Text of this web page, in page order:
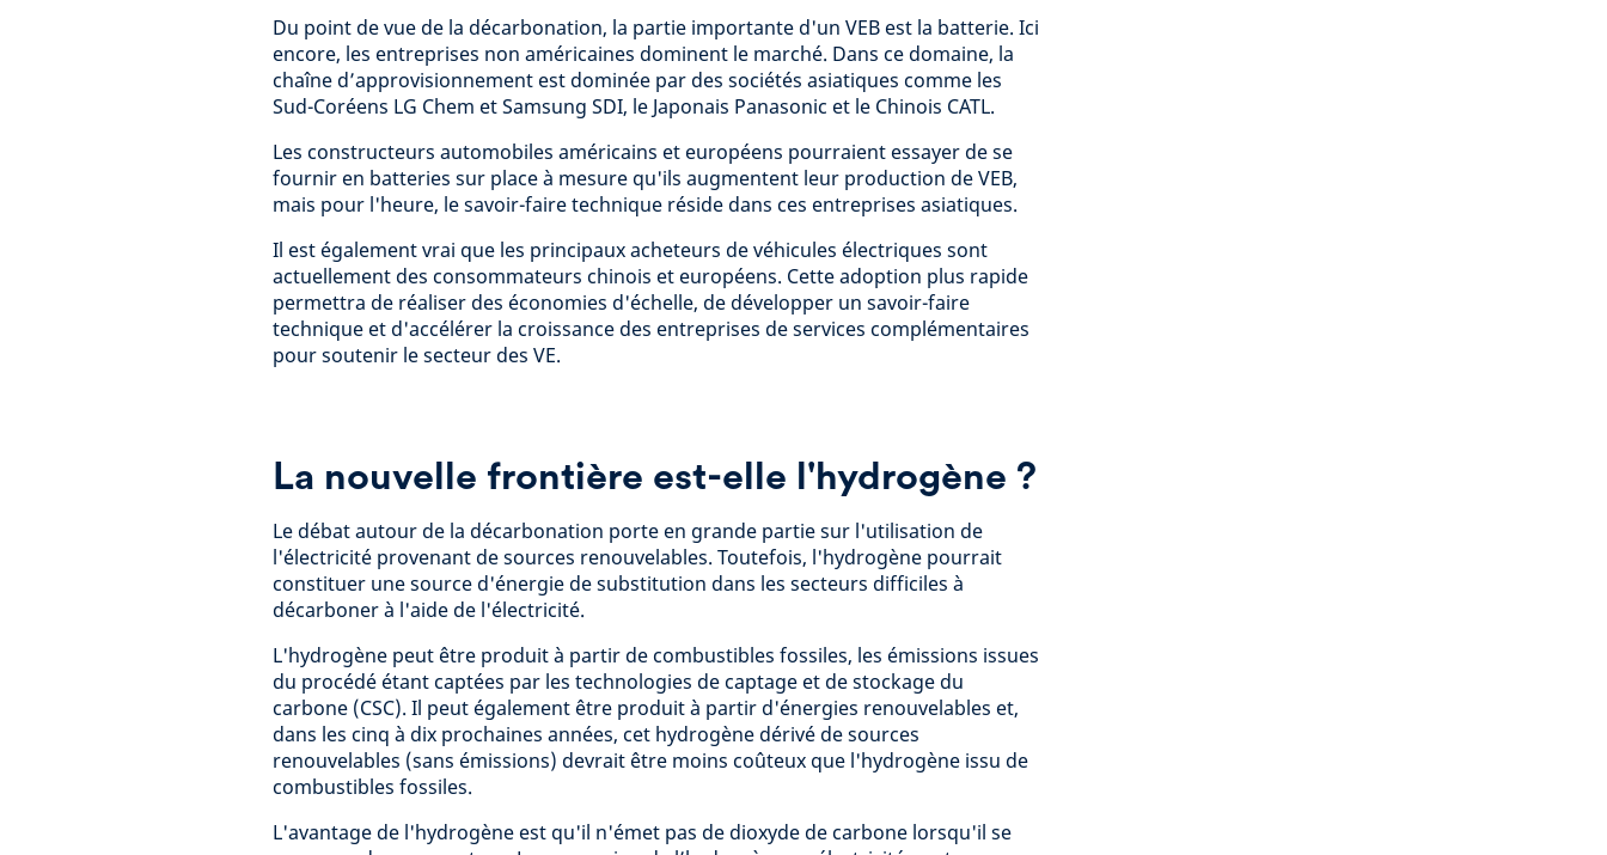
Du point de vue de la décarbonation, la partie importante d'un VEB est la batterie. Ici
encore, les entreprises non américaines dominent le marché. Dans ce domaine, la
chaîne d’approvisionnement est dominée par des sociétés asiatiques comme les
Sud-Coréens LG Chem et Samsung SDI, le Japonais Panasonic et le Chinois CATL.
Les constructeurs automobiles américains et européens pourraient essayer de se
fournir en batteries sur place à mesure qu'ils augmentent leur production de VEB,
mais pour l'heure, le savoir-faire technique réside dans ces entreprises asiatiques.
Il est également vrai que les principaux acheteurs de véhicules électriques sont
actuellement des consommateurs chinois et européens. Cette adoption plus rapide
permettra de réaliser des économies d'échelle, de développer un savoir-faire
technique et d'accélérer la croissance des entreprises de services complémentaires
pour soutenir le secteur des VE.
La nouvelle frontière est-elle l'hydrogène ?
Le débat autour de la décarbonation porte en grande partie sur l'utilisation de
l'électricité provenant de sources renouvelables. Toutefois, l'hydrogène pourrait
constituer une source d'énergie de substitution dans les secteurs difficiles à
décarboner à l'aide de l'électricité.
L'hydrogène peut être produit à partir de combustibles fossiles, les émissions issues
du procédé étant captées par les technologies de captage et de stockage du
carbone (CSC). Il peut également être produit à partir d'énergies renouvelables et,
dans les cinq à dix prochaines années, cet hydrogène dérivé de sources
renouvelables (sans émissions) devrait être moins coûteux que l'hydrogène issu de
combustibles fossiles.
L'avantage de l'hydrogène est qu'il n'émet pas de dioxyde de carbone lorsqu'il se